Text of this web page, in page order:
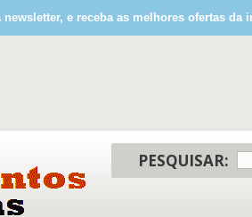
newsletter, e receba as melhores ofertas da
PESQUISAR: